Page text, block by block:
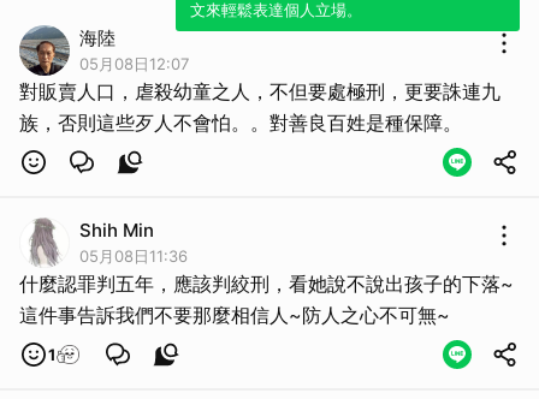
文來輕鬆表達個人立場。
海陸
05月08日12:07
對販賣人口，虐殺幼童之人，不但要處極刑，更要誅連九
族，否則這些歹人不會怕。。對善良百姓是種保障。
Shih Min
05月08日11:36
什麼認罪判五年，應該判絞刑，看她說不說出孩子的下落~
這件事告訴我們不要那麼相信人~防人之心不可無~
1